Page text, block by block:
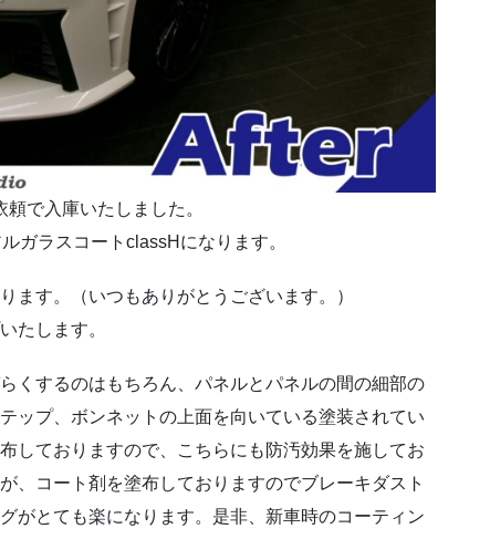
で入庫いたしました。
ガラスコートclassHになります。
ます。（いつもありがとうございます。）
たします。
くするのはもちろん、パネルとパネルの間の細部の
ップ、ボンネットの上面を向いている塗装されてい
しておりますので、こちらにも防汚効果を施してお
、コート剤を塗布しておりますのでブレーキダスト
がとても楽になります。是非、新車時のコーティン